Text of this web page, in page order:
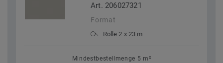
Art. 206027321
Format
Rolle 2 x 23 m
Mindestbestellmenge 5 m²